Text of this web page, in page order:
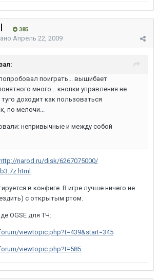
385
Апрель 22, 2009
поиграть... вышибает
много... кнопки управления не
доходит как пользоваться
по мелочи...
непривычные и между собой
http://narod.ru/disk/6267075000/
в конфиге. В игре лучше ничего не
с открытым ртом.
OGSE для ТЧ:
viewtopic.php?t=439&start=345
viewtopic.php?t=585